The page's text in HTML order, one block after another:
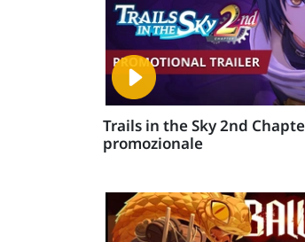
Trails in the Sky 2nd
promozionale